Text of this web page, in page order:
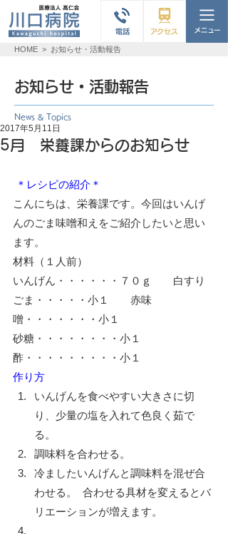
HOME > お知らせ・活動報告
お知らせ・活動報告
News & Topics
5月 栄養課からのお知らせ
2017年5月11日
＊レシピの紹介＊
こんにちは、栄養課です。今回はいんげ
んのごま味噌和えをご紹介したいと思い
ます。
材料（１人前）
いんげん・・・・・・７０ｇ　　白すり
ごま・・・・・小１　　赤味
噌・・・・・・・小１
砂糖・・・・・・・・小１
酢・・・・・・・・・小１
作り方
いんげんを食べやすい大きさに切
り、少量の塩を入れて色良く茹で
る。
調味料を合わせる。
冷ましたいんげんと調味料を混ぜ合
わせる。  合わせる具材を変えるとバ
リエーションが増えます。